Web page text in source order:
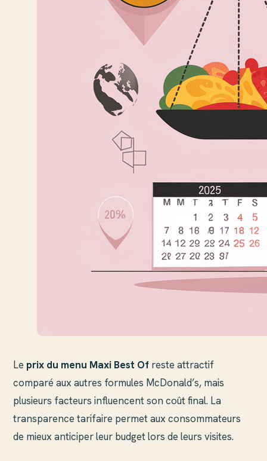
Le prix du menu Maxi Best Of reste attractif
comparé aux autres formules McDonald’s, mais
plusieurs facteurs influencent son coût final. La
transparence tarifaire permet aux consommateurs
de mieux anticiper leur budget lors de leurs visites.